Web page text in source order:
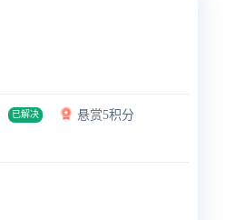
已解决
悬赏5积分